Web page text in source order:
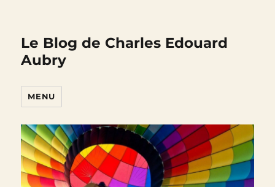
Le Blog de Charles Edouard
Aubry
MENU